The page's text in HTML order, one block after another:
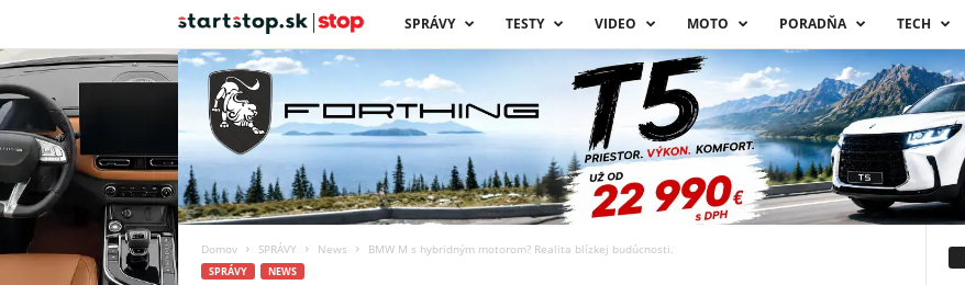
a
r
t
SPRÁVY TESTY VIDEO MOTO PORADŇA TECH
Domov SPRÁVY News BMW M s hybridným motorom? Realita blízkej budúcnosti.
SPRÁVY NEWS